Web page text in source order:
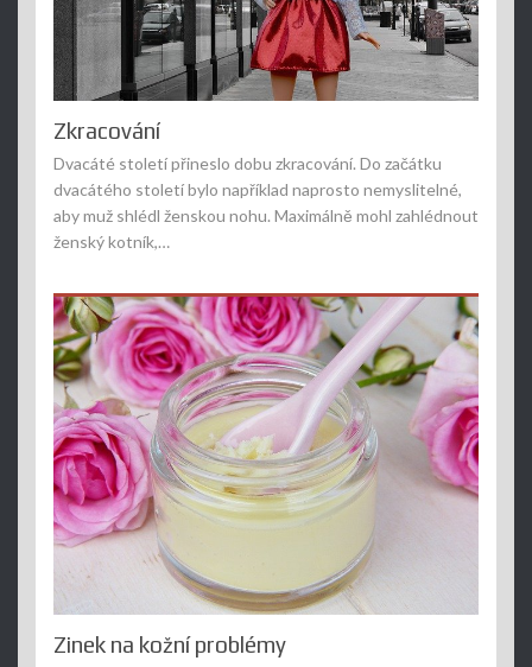
Zkracování
Dvacáté století přineslo dobu zkracování. Do začátku
dvacátého století bylo například naprosto nemyslitelné,
aby muž shlédl ženskou nohu. Maximálně mohl zahlédnout
ženský kotník,…
Zinek na kožní problémy